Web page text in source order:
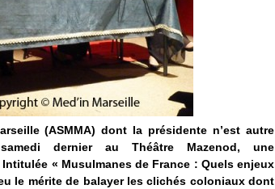
(ASMMA) dont la présidente n’est autre
dernier au Théâtre Mazenod, une
« Musulmanes de France : Quels enjeux
le mérite de balayer les clichés coloniaux dont